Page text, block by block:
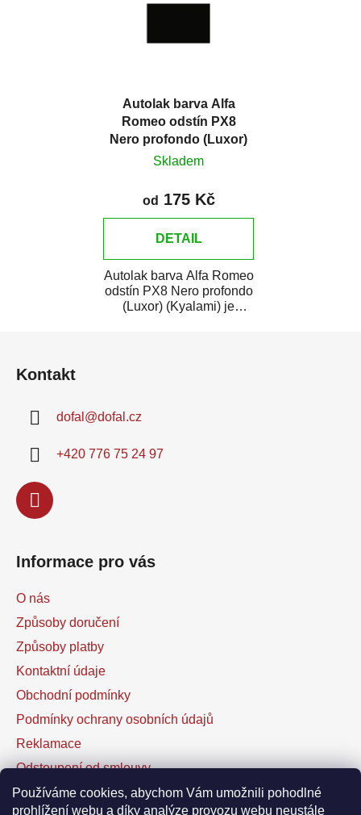
Používáme cookies, abychom Vám umožnili pohodlné
prohlížení webu a díky analýze provozu webu neustále
Autolak barva Alfa
Romeo odstín PX8
Nero profondo (Luxor)
(Kyalami)
Skladem
od 175 Kč
DETAIL
Autolak barva Alfa Romeo
odstín PX8 Nero profondo
(Luxor) (Kyalami) je
Kontakt
dofal @dofal.cz
+420 776 75 24 97
Informace pro vás
O nás
Způsoby doručení
Způsoby platby
Kontaktní údaje
Obchodní podmínky
Podmínky ochrany osobních údajů
Reklamace
Odstoupení od smlouvy
Kontaktní formulář